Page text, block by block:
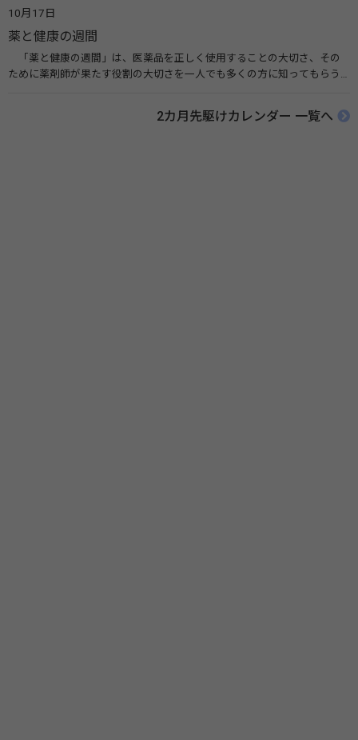
10月17日
薬と健康の週間
「薬と健康の週間」は、医薬品を正しく使用することの大切さ、その
ために薬剤師が果たす役割の大切さを一人でも多くの方に知ってもらう
伝えたい！薬との付き合い方」（保健指導リソースガイド）
2カ月先駆けカレンダー 一覧へ